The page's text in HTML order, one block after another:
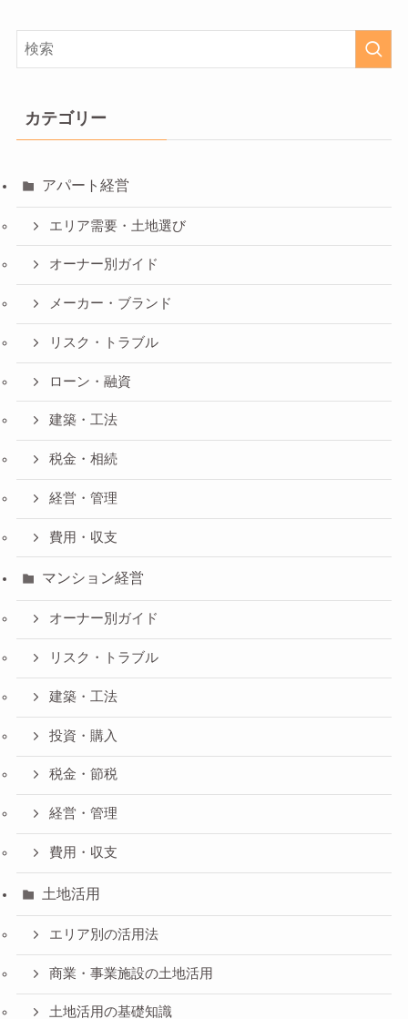
カテゴリー
アパート経営
エリア需要・土地選び
オーナー別ガイド
メーカー・ブランド
リスク・トラブル
ローン・融資
建築・工法
税金・相続
経営・管理
費用・収支
マンション経営
オーナー別ガイド
リスク・トラブル
建築・工法
投資・購入
税金・節税
経営・管理
費用・収支
土地活用
エリア別の活用法
商業・事業施設の土地活用
土地活用の基礎知識